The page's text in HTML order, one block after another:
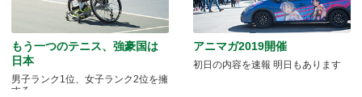
もう一つのテニス、強豪国は
日本
男子ランク1位、女子ランク2位を擁
する
アニマガ2019開催
初日の内容を速報 明日もあります